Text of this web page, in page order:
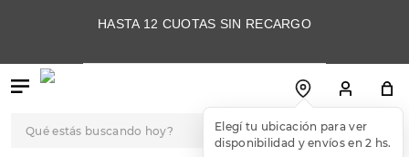
HASTA 12 CUOTAS SIN RECARGO
Elegí tu ubicación para ver
disponibilidad y envíos en 2 hs.